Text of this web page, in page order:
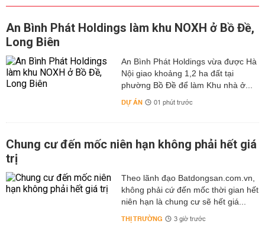
An Bình Phát Holdings làm khu NOXH ở Bồ Đề,
Long Biên
An Bình Phát Holdings vừa được Hà
Nội giao khoảng 1,2 ha đất tại
phường Bồ Đề để làm Khu nhà ở...
DỰ ÁN 01 phút trước
Chung cư đến mốc niên hạn không phải hết giá
trị
Theo lãnh đạo Batdongsan.com.vn,
không phải cứ đến mốc thời gian hết
niên hạn là chung cư sẽ hết giá...
THỊ TRƯỜNG 3 giờ trước